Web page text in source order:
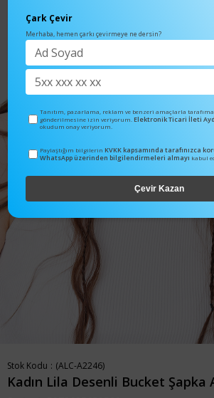
Stok Kodu (ALC-A2246)
Kadın Lila Desenli Bucket Şapka
Çark Çevir
Merhaba, hemen çarkı çevirmeye ne dersin?
Tanıtım, pazarlama, reklam ve benzeri amaçlarla
gönderilmesine izin veriyorum.Elektronik Ticari İleti
okudum onay veriyorum.
Paylaştığım bilgilerin KVKK kapsamında tarafınızca
WhatsApp üzerinden bilgilendirmeleri almayı kabul
Çevir Kazan